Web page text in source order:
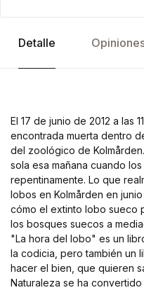
Detalle
El 17 de junio de 2012 a las
encontrada muerta dentro
del zoológico de
sola esa mañana cuando
repentinamente. Lo que
lobos en Kolmården en junio
cómo el extinto lobo sueco
los bosques suecos a
"La hora del lobo" es un
la codicia, pero también un
hacer el bien, que quieren
Naturaleza se ha